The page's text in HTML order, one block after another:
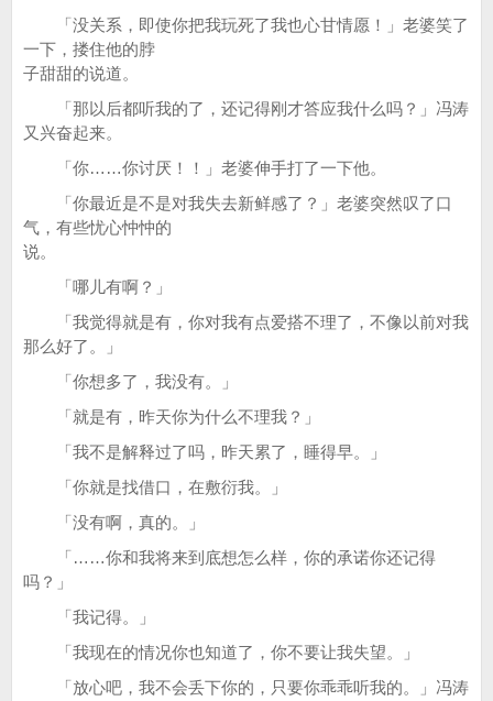
「没关系，即使你把我玩死了我也心甘情愿！」老婆笑了
一下，搂住他的脖
子甜甜的说道。
「那以后都听我的了，还记得刚才答应我什么吗？」冯涛
又兴奋起来。
「你……你讨厌！！」老婆伸手打了一下他。
「你最近是不是对我失去新鲜感了？」老婆突然叹了口
气，有些忧心忡忡的
说。
「哪儿有啊？」
「我觉得就是有，你对我有点爱搭不理了，不像以前对我
那么好了。」
「你想多了，我没有。」
「就是有，昨天你为什么不理我？」
「我不是解释过了吗，昨天累了，睡得早。」
「你就是找借口，在敷衍我。」
「没有啊，真的。」
「……你和我将来到底想怎么样，你的承诺你还记得
吗？」
「我记得。」
「我现在的情况你也知道了，你不要让我失望。」
「放心吧，我不会丢下你的，只要你乖乖听我的。」冯涛